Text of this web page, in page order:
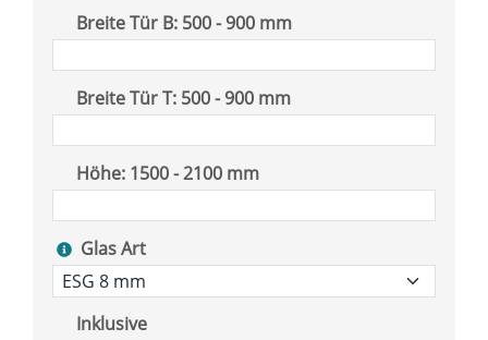
Breite Tür B: 500 - 900 mm
Breite Tür T: 500 - 900 mm
Höhe: 1500 - 2100 mm
Glas Art
Inklusive